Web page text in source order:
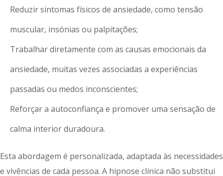
Reduzir sintomas físicos de ansiedade, como tensão
muscular, insónias ou palpitações;
Trabalhar diretamente com as causas emocionais da
ansiedade, muitas vezes associadas a experiências
passadas ou medos inconscientes;
Reforçar a autoconfiança e promover uma sensação de
calma interior duradoura.
Esta abordagem é personalizada, adaptada às necessidades
e vivências de cada pessoa. A hipnose clínica não substitui